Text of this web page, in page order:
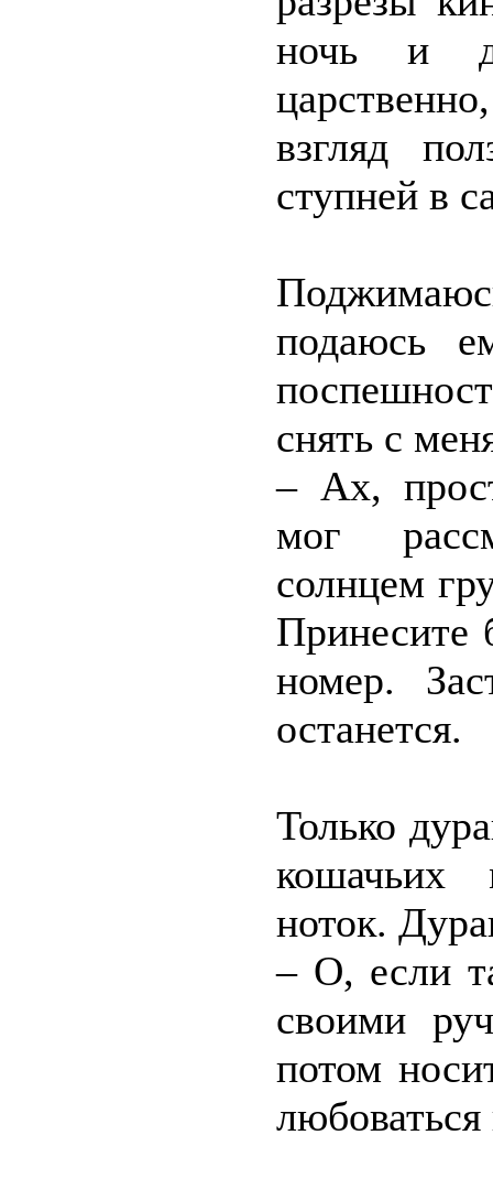
ночь и
взгляд
ступней в
подаюсь
снять с
– Ах,
мог
солнцем
Принесите
номер.
останется.
Только
кошачьих
ноток.
– О, если
своими
потом